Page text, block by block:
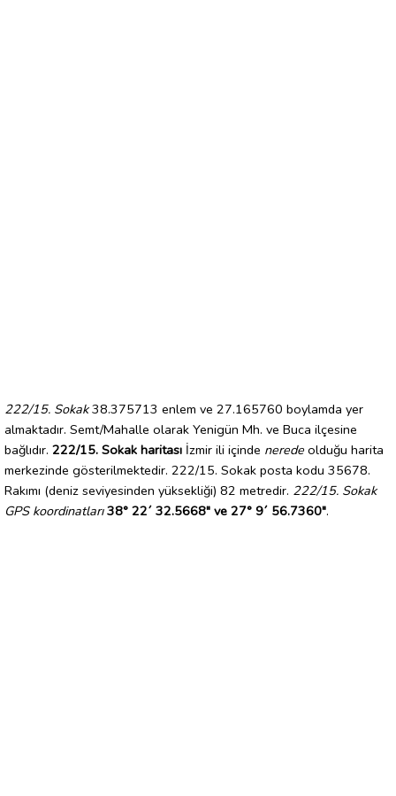
222/15. Sokak38.375713 enlem ve 27.165760 boylamda yer
almaktadır. Semt/Mahalle olarak Yenigün Mh. ve Buca ilçesine
bağlıdır. 222/15. Sokak haritası İzmir ili içinde nerede olduğu harita
merkezinde gösterilmektedir. 222/15. Sokak posta kodu 35678.
Rakımı (deniz seviyesinden yüksekliği) 82 metredir. 222/15. Sokak
GPS koordinatları 38° 22´ 32.5668" ve 27° 9´ 56.7360".